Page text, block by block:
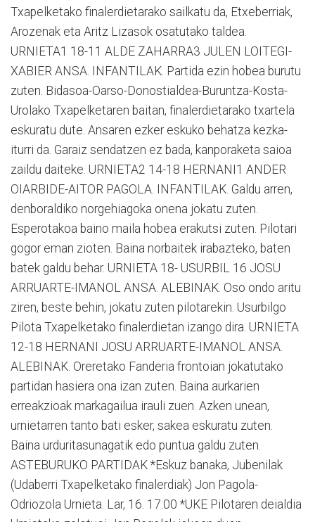
Txapelketako finalerdietarako sailkatu da, Etxeberriak,
Arozenak eta Aritz Lizasok osatutako taldea.
URNIETA1 18-11 ALDE ZAHARRA3 JULEN LOITEGI-
XABIER ANSA. INFANTILAK. Partida ezin hobea burutu
zuten. Bidasoa-Oarso-Donostialdea-Buruntza-Kosta-
Urolako Txapelketaren baitan, finalerdietarako txartela
eskuratu dute. Ansaren ezker eskuko behatza kezka-
iturri da. Garaiz sendatzen ez bada, kanporaketa saioa
zaildu daiteke. URNIETA2 14-18 HERNANI1 ANDER
OIARBIDE-AITOR PAGOLA. INFANTILAK. Galdu arren,
denboraldiko norgehiagoka onena jokatu zuten.
Esperotakoa baino maila hobea erakutsi zuten. Pilotari
gogor eman zioten. Baina norbaitek irabazteko, baten
batek galdu behar. URNIETA 18- USURBIL 16 JOSU
ARRUARTE-IMANOL ANSA. ALEBINAK. Oso ondo aritu
ziren, beste behin, jokatu zuten pilotarekin. Usurbilgo
Pilota Txapelketako finalerdietan izango dira. URNIETA
12-18 HERNANI JOSU ARRUARTE-IMANOL ANSA.
ALEBINAK. Oreretako Fanderia frontoian jokatutako
partidan hasiera ona izan zuten. Baina aurkarien
erreakzioak markagailua irauli zuen. Azken unean,
urnietarren tanto bati esker, sakea eskuratu zuten.
Baina urduritasunagatik edo puntua galdu zuten.
ASTEBURUKO PARTIDAK *Eskuz banaka, Jubenilak
(Udaberri Txapelketako finalerdiak) Jon Pagola-
Odriozola Urnieta. Lar, 16. 17:00 *UKE Pilotaren deialdia